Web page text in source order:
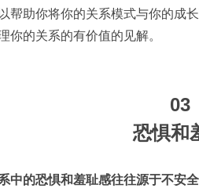
帮助你将你的关系模式与你的成
你的关系的有价值的见解。
03
恐惧和
中的恐惧和羞耻感往往源于不安